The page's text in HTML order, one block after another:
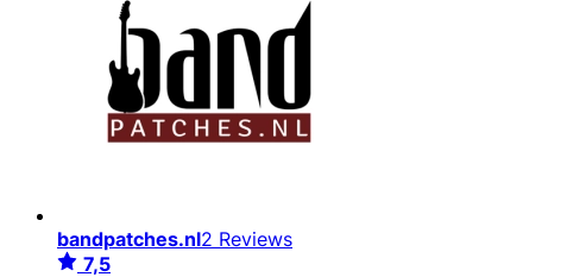
bandpatches.nl2 Reviews
7,5